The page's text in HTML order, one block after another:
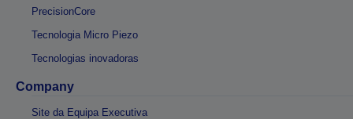
PrecisionCore
Tecnologia Micro Piezo
Tecnologias inovadoras
Company
Site da Equipa Executiva